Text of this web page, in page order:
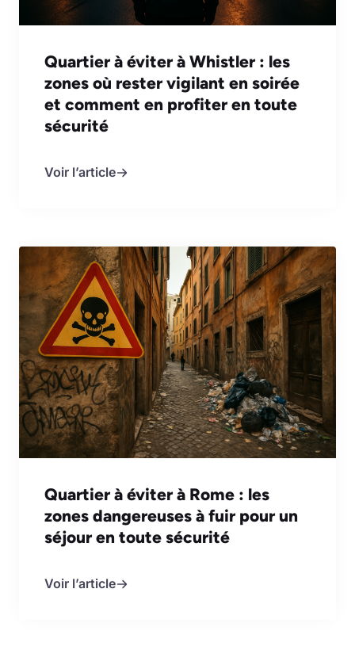
Quartier à éviter à Whistler : les
zones où rester vigilant en soirée
et comment en profiter en toute
sécurité
Voir l’article
Quartier à éviter à Rome : les
zones dangereuses à fuir pour un
séjour en toute sécurité
Voir l’article